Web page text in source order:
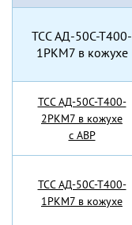
TCC АД-50С-Т400-
1РКМ7 в кожухе
TCC АД-50С-Т400-
2РКМ7 в кожухе
с АВР
TCC АД-50С-Т400-
1РКМ7 в кожухе